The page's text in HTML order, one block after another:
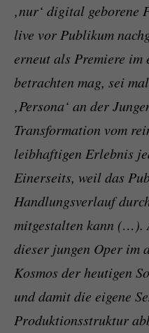
‚nur‘ digital geborene
live vor Publikum
erneut als Premiere im
betrachten mag, sei
‚Persona‘ an der
Transformation vom
leibhaftigen Erlebnis
Einerseits, weil das
Handlungsverlauf
mitgestalten kann (…).
dieser jungen Oper im
Kosmos der heutigen
und damit die eigene
Produktionsstruktur